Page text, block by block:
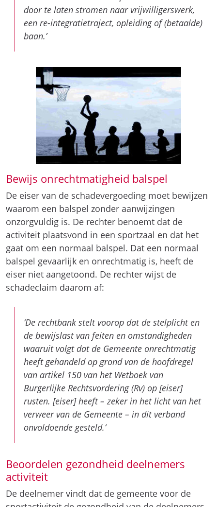
door te laten stromen naar vrijwilligerswerk,
een re-integratietraject, opleiding of (betaalde)
baan.’
Bewijs onrechtmatigheid balspel
De eiser van de schadevergoeding moet bewijzen
waarom een balspel zonder aanwijzingen
onzorgvuldig is. De rechter benoemt dat de
activiteit plaatsvond in een sportzaal en dat het
gaat om een normaal balspel. Dat een normaal
balspel gevaarlijk en onrechtmatig is, heeft de
eiser niet aangetoond. De rechter wijst de
schadeclaim daarom af:
‘De rechtbank stelt voorop dat de stelplicht en
de bewijslast van feiten en omstandigheden
waaruit volgt dat de Gemeente onrechtmatig
heeft gehandeld op grond van de hoofdregel
van artikel 150 van het Wetboek van
Burgerlijke Rechtsvordering (Rv) op [eiser]
rusten. [eiser] heeft – zeker in het licht van het
verweer van de Gemeente – in dit verband
onvoldoende gesteld.‘
Beoordelen gezondheid deelnemers
activiteit
De deelnemer vindt dat de gemeente voor de